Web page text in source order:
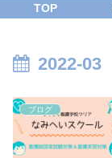
TOP
2022-03
ブログ